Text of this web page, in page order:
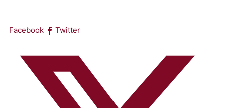
Facebook Twitter